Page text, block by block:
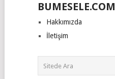
BUMESELE.COM
Hakkımızda
İletişim